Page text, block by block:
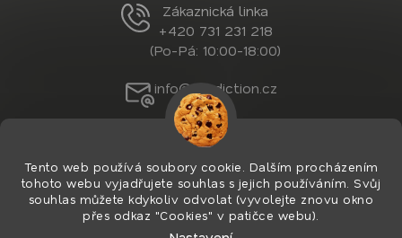
Tento web používá soubory cookie. Dalším procházením
tohoto webu vyjadřujete souhlas s jejich používáním. Svůj
souhlas můžete kdykoliv odvolat (vyvolejte znovu okno
přes odkaz "Cookies" v patičce webu).
Zákaznická linka
+420 731 231 218
(Po-Pá: 10:00-18:00)
info@nordiction.cz